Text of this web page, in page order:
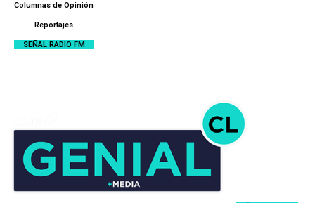
Columnas de Opinión
Reportajes
SEÑAL RADIO FM